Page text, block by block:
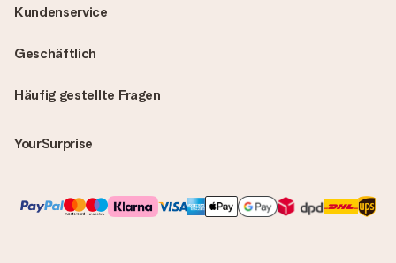
Häufig gestellte Fragen
YourSurprise
Kundenservice
Geschäftlich